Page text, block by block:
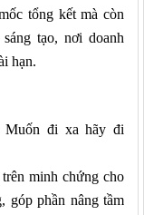
tổng kết mà còn
tạo, nơi doanh
hạn.
đi xa hãy đi
trên minh chứng cho
góp phần nâng tầm